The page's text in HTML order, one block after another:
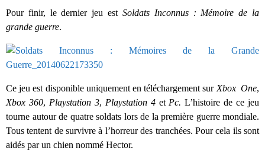
Pour finir, le dernier jeu est Soldats Inconnus : Mémoire de la
grande guerre.
Ce jeu est disponible uniquement en téléchargement sur Xbox One,
Xbox 360, Playstation 3, Playstation 4et Pc.L’histoire de ce jeu
tourne autour de quatre soldats lors de la première guerre mondiale.
Tous tentent de survivre à l’horreur des tranchées. Pour cela ils sont
aidés par un chien nommé Hector.